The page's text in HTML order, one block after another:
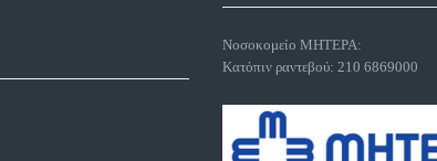
Νοσοκομείο ΜΗΤΕΡΑ:
Κατόπιν ραντεβού: 210 6869000